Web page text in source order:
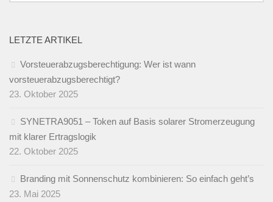
LETZTE ARTIKEL
Vorsteuerabzugsberechtigung: Wer ist wann
vorsteuerabzugsberechtigt?
23. Oktober 2025
SYNETRA9051 – Token auf Basis solarer Stromerzeugung
mit klarer Ertragslogik
22. Oktober 2025
Branding mit Sonnenschutz kombinieren: So einfach geht’s
23. Mai 2025